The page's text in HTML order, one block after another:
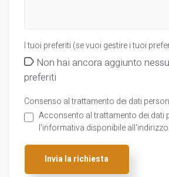
I tuoi preferiti (se vuoi gestire i tuoi
Non hai ancora aggiunto
preferiti
Consenso al trattamento dei dati
Acconsento al trattamento dei dati
l'informativa disponibile all'indirizzo
Invia la richiesta